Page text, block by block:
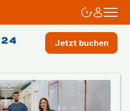
Jetzt buchen